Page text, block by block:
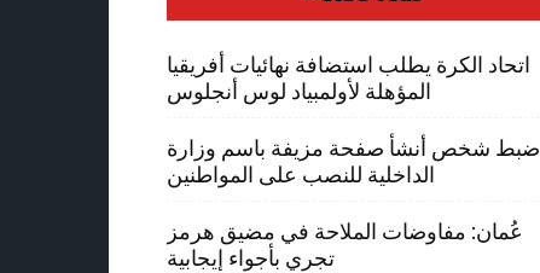
اتحاد الكرة يطلب استضافة نهائيات أفريقيا
المؤهلة لأولمبياد لوس أنجلوس
ضبط شخص أنشأ صفحة مزيفة باسم وزارة
الداخلية للنصب على المواطنين
عُمان: مفاوضات الملاحة في مضيق هرمز
تجري بأجواء إيجابية